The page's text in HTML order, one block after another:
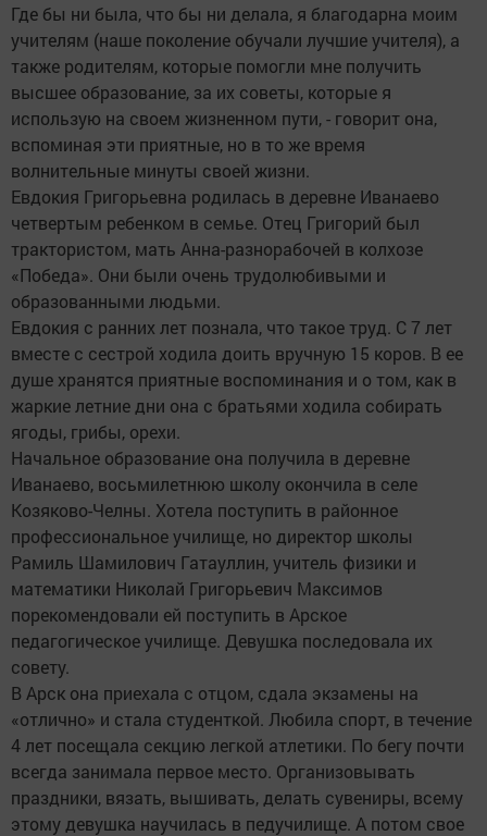
Где бы ни была, что бы ни делала, я благодарна моим
учителям (наше поколение обучали лучшие учителя), а
также родителям, которые помогли мне получить
высшее образование, за их советы, которые я
использую на своем жизненном пути, - говорит она,
вспоминая эти приятные, но в то же время
волнительные минуты своей жизни.
Евдокия Григорьевна родилась в деревне Иванаево
четвертым ребенком в семье. Отец Григорий был
трактористом, мать Анна-разнорабочей в колхозе
«Победа». Они были очень трудолюбивыми и
образованными людьми.
Евдокия с ранних лет познала, что такое труд. С 7 лет
вместе с сестрой ходила доить вручную 15 коров. В ее
душе хранятся приятные воспоминания и о том, как в
жаркие летние дни она с братьями ходила собирать
ягоды, грибы, орехи.
Начальное образование она получила в деревне
Иванаево, восьмилетнюю школу окончила в селе
Козяково-Челны. Хотела поступить в районное
профессиональное училище, но директор школы
Рамиль Шамилович Гатауллин, учитель физики и
математики Николай Григорьевич Максимов
порекомендовали ей поступить в Арское
педагогическое училище. Девушка последовала их
совету.
В Арск она приехала с отцом, сдала экзамены на
«отлично» и стала студенткой. Любила спорт, в течение
4 лет посещала секцию легкой атлетики. По бегу почти
всегда занимала первое место. Организовывать
праздники, вязать, вышивать, делать сувениры, всему
этому девушка научилась в педучилище. А потом свое